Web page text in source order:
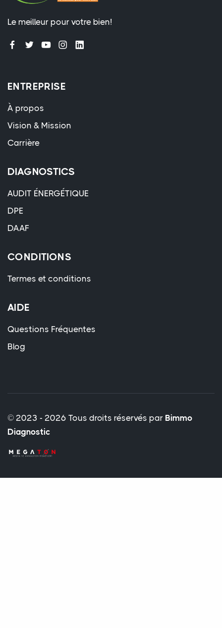
Le meilleur pour votre bien!
ENTREPRISE
À propos
Vision & Mission
Carrière
DIAGNOSTICS
AUDIT ÉNERGÉTIQUE
DPE
DAAF
CONDITIONS
Termes et conditions
AIDE
Questions Fréquentes
Blog
© 2023 - 2026 Tous droits réservés par Bimmo
Diagnostic